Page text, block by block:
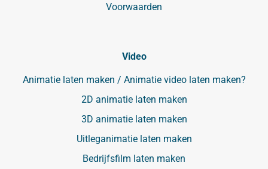
Voorwaarden
Video
Animatie laten maken / Animatie video laten maken?
2D animatie laten maken
3D animatie laten maken
Uitleganimatie laten maken
Bedrijfsfilm laten maken